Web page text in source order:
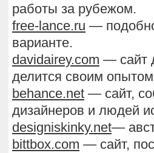
работы за рубежом.
free-lance.ru —
варианте.
davidairey.com — сайт
делится своим
behance.net — сайт,
дизайнеров и людей
designiskinky.net—
bittbox.com — сайт,